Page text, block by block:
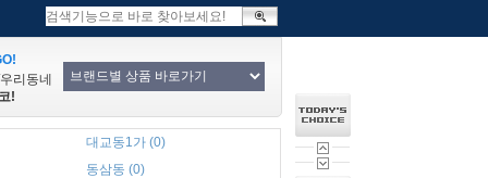
리동네
!
대교동1가 (0)
동삼동 (0)